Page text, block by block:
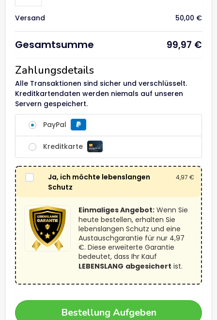
Versand 50,00 €
Gesamtsumme 99,97 €
Zahlungsdetails
Alle Transaktionen sind sicher und verschlüsselt.
Kreditkartendaten werden niemals auf unseren
Servern gespeichert.
PayPal
Kreditkarte
Ja, ich möchte lebenslangen
Schutz
4,97 €
Einmaliges Angebot: Wenn Sie
heute bestellen, erhalten Sie
lebenslangen Schutz und eine
Austauschgarantie für nur 4,97
€. Diese erweiterte Garantie
bedeutet, dass Ihr Kauf
LEBENSLANG abgesichert ist.
Bestellung Aufgeben